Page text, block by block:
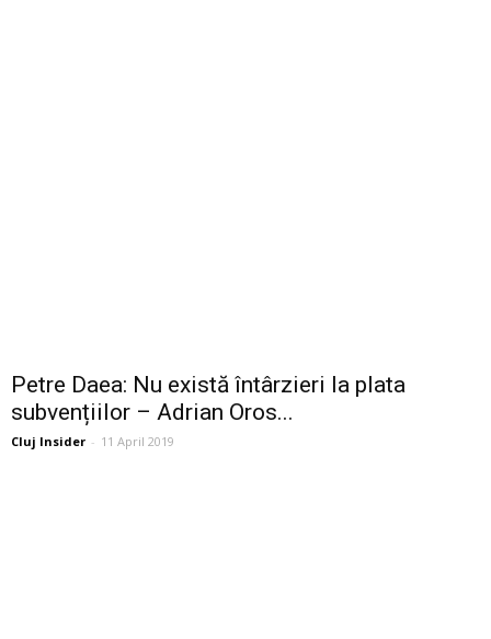
Petre Daea: Nu există întârzieri la plata
subvențiilor – Adrian Oros...
Cluj Insider - 11 April 2019